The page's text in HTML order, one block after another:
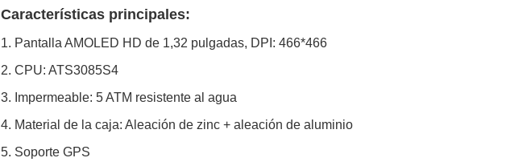
Características principales:
1. Pantalla AMOLED HD de 1,32 pulgadas, DPI: 466*466
2. CPU: ATS3085S4
3. Impermeable: 5 ATM resistente al agua
4. Material de la caja: Aleación de zinc + aleación de aluminio
5. Soporte GPS